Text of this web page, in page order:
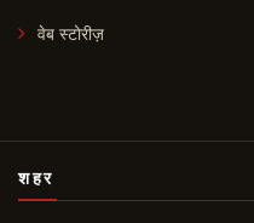
वेब स्टोरीज़
शहर